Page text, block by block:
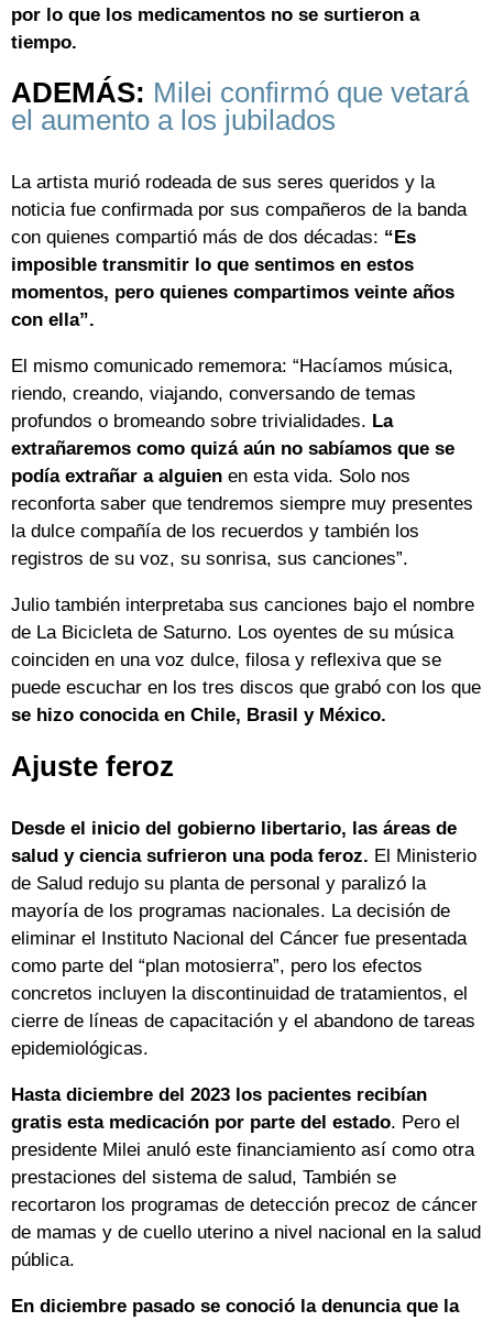
por lo que los medicamentos no se surtieron a
tiempo.
ADEMÁS: Milei confirmó que vetará
el aumento a los jubilados
La artista murió rodeada de sus seres queridos y la
noticia fue confirmada por sus compañeros de la banda
con quienes compartió más de dos décadas: “Es
imposible transmitir lo que sentimos en estos
momentos, pero quienes compartimos veinte años
con ella”.
El mismo comunicado rememora: “Hacíamos música,
riendo, creando, viajando, conversando de temas
profundos o bromeando sobre trivialidades. La
extrañaremos como quizá aún no sabíamos que se
podía extrañar a alguien en esta vida. Solo nos
reconforta saber que tendremos siempre muy presentes
la dulce compañía de los recuerdos y también los
registros de su voz, su sonrisa, sus canciones”.
Julio también interpretaba sus canciones bajo el nombre
de La Bicicleta de Saturno. Los oyentes de su música
coinciden en una voz dulce, filosa y reflexiva que se
puede escuchar en los tres discos que grabó con los que
se hizo conocida en Chile, Brasil y México.
Ajuste feroz
Desde el inicio del gobierno libertario, las áreas de
salud y ciencia sufrieron una poda feroz. El Ministerio
de Salud redujo su planta de personal y paralizó la
mayoría de los programas nacionales. La decisión de
eliminar el Instituto Nacional del Cáncer fue presentada
como parte del “plan motosierra”, pero los efectos
concretos incluyen la discontinuidad de tratamientos, el
cierre de líneas de capacitación y el abandono de tareas
epidemiológicas.
Hasta diciembre del 2023 los pacientes recibían
gratis esta medicación por parte del estado. Pero el
presidente Milei anuló este financiamiento así como otra
prestaciones del sistema de salud, También se
recortaron los programas de detección precoz de cáncer
de mamas y de cuello uterino a nivel nacional en la salud
pública.
En diciembre pasado se conoció la denuncia que la